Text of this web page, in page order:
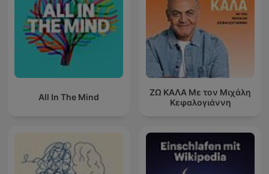
All In The Mind
ΖΩ ΚΑΛΑ Με τον Μιχάλη
Κεφαλογιάννη